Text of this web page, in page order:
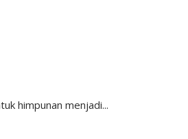
himpunan menjadi...